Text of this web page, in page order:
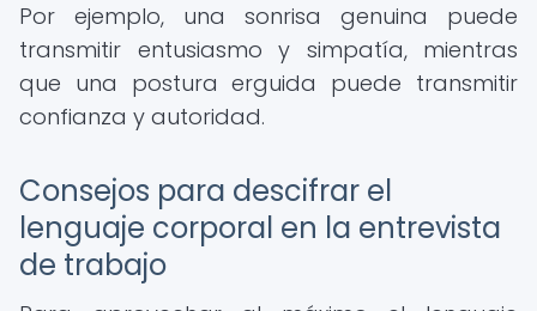
Por ejemplo, una sonrisa genuina puede
transmitir entusiasmo y simpatía, mientras
que una postura erguida puede transmitir
confianza y autoridad.
Consejos para descifrar el
lenguaje corporal en la entrevista
de trabajo